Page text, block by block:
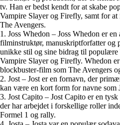
tv. Han er bedst kendt for at skabe
Vampire Slayer og Firefly, samt for
The Avengers.
1. Joss Whedon – Joss Whedon er
filminstruktør, manuskriptforfatter og
unikke stil og sine bidrag til
Vampire Slayer og Firefly. Whedon
blockbuster-film som The Avengers
2. Jost – Jost er en fornavn, der
kan være en kort form for navne som
3. Jost Capito – Jost Capito er en
der har arbejdet i forskellige roller
Formel 1 og rally.